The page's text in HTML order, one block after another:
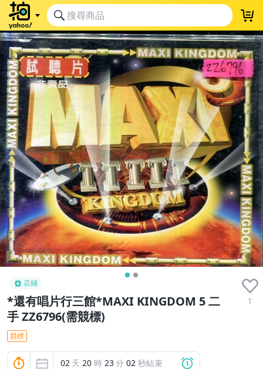
店鋪
*還有唱片行三館*MAXI KINGDOM 5 二
手 ZZ6796(需競標)
1
競標
02 天 20 時 23分 02 秒結束